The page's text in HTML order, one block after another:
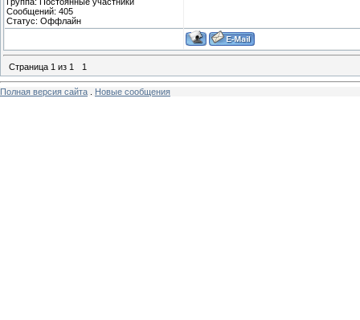
Сообщений: 405
Статус: Оффлайн
Страница 1 из 1 1
Полная версия сайта Новые сообщения